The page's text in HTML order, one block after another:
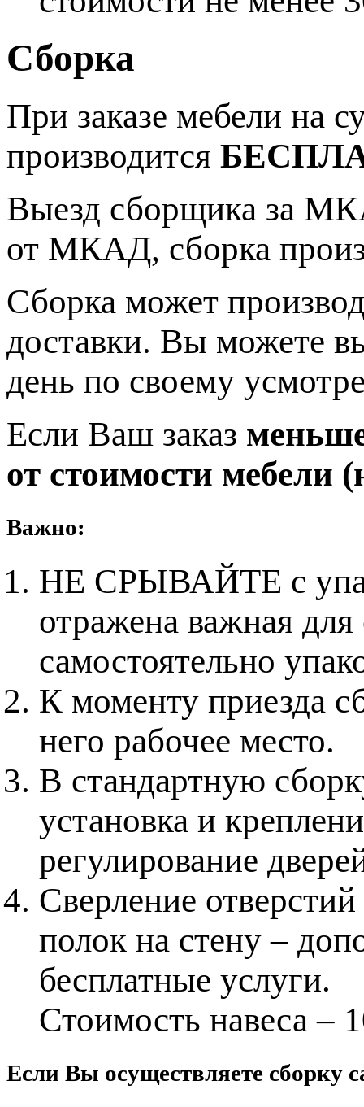
Сборка
При заказе мебели на
производится
Выезд сборщика за
от МКАД, сборка
Сборка может
доставки. Вы можете
день по своему
Если Ваш заказ
от стоимости мебели
Важно:
НЕ СРЫВАЙТЕ с
отражена важная
самостоятельно
К моменту приезда
него рабочее место.
В стандартную
установка и
регулирование
Сверление
полок на стену –
бесплатные услуги.
Стоимость навеса –
Если Вы осуществляете сборку